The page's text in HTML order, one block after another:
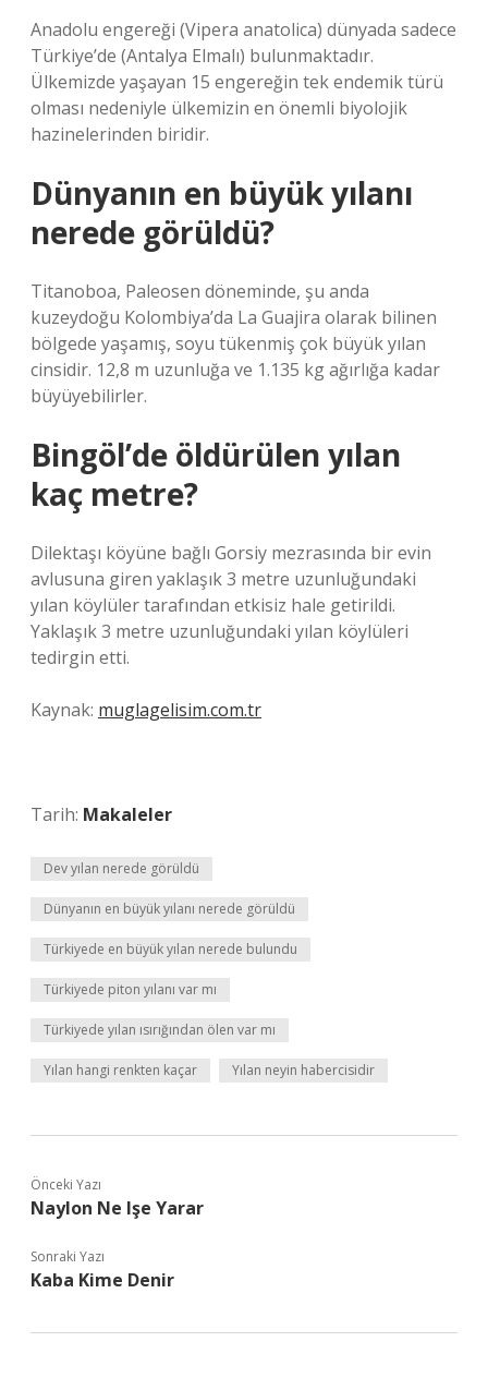
Anadolu engereği (Vipera anatolica) dünyada sadece
Türkiye’de (Antalya Elmalı) bulunmaktadır.
Ülkemizde yaşayan 15 engereğin tek endemik türü
olması nedeniyle ülkemizin en önemli biyolojik
hazinelerinden biridir.
Dünyanın en büyük yılanı
nerede görüldü?
Titanoboa, Paleosen döneminde, şu anda
kuzeydoğu Kolombiya’da La Guajira olarak bilinen
bölgede yaşamış, soyu tükenmiş çok büyük yılan
cinsidir. 12,8 m uzunluğa ve 1.135 kg ağırlığa kadar
büyüyebilirler.
Bingöl’de öldürülen yılan
kaç metre?
Dilektaşı köyüne bağlı Gorsiy mezrasında bir evin
avlusuna giren yaklaşık 3 metre uzunluğundaki
yılan köylüler tarafından etkisiz hale getirildi.
Yaklaşık 3 metre uzunluğundaki yılan köylüleri
tedirgin etti.
Kaynak: muglagelisim.com.tr
Tarih: Makaleler
Dev yılan nerede görüldü
Dünyanın en büyük yılanı nerede görüldü
Türkiyede en büyük yılan nerede bulundu
Türkiyede piton yılanı var mı
Türkiyede yılan ısırığından ölen var mı
Yılan hangi renkten kaçar Yılan neyin habercisidir
Önceki Yazı
Naylon Ne Işe Yarar
Sonraki Yazı
Kaba Kime Denir